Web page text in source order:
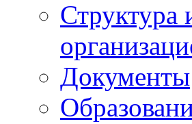
Структура
Документы